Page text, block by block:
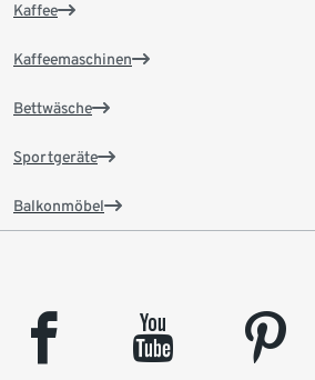
Kaffee
Kaffeemaschinen
Bettwäsche
Sportgeräte
Balkonmöbel
facebook youtube pinterest